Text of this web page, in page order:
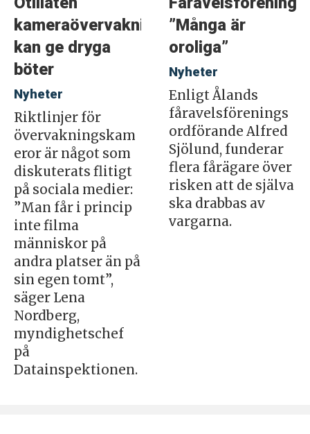
kameraövervakning
kan ge dryga
böter
Nyheter
Riktlinjer för
övervakningskam
eror är något som
diskuterats flitigt
på sociala medier:
”Man får i princip
inte filma
människor på
andra platser än på
sin egen tomt”,
säger Lena
Nordberg,
myndighetschef
på
Datainspektionen.
”Många är
oroliga”
Nyheter
Enligt Ålands
fåravelsförenings
ordförande Alfred
Sjölund, funderar
flera fårägare över
risken att de själva
ska drabbas av
vargarna.